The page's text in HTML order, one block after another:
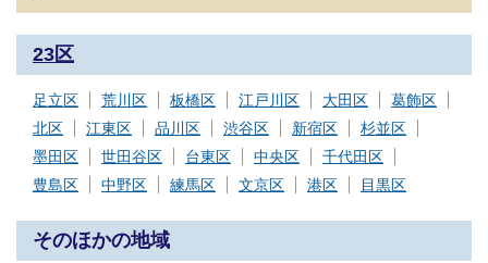
23区
足立区 荒川区 板橋区 江戸川区 大田区
葛飾区
北区
江東区 品川区 渋谷区 新宿区
杉並区
墨田区
世田谷区 台東区 中央区
千代田区
豊島区
中野区 練馬区 文京区 港区 目黒区
そのほかの地域